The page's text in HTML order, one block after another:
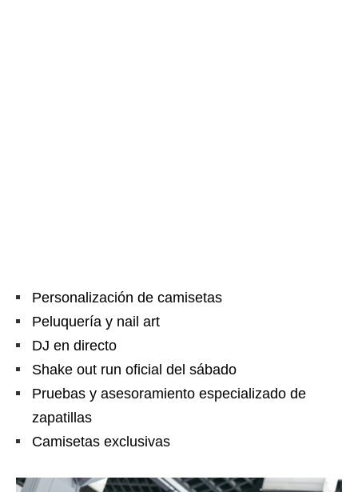
Personalización de camisetas
Peluquería y nail art
DJ en directo
Shake out run oficial del sábado
Pruebas y asesoramiento especializado de
zapatillas
Camisetas exclusivas